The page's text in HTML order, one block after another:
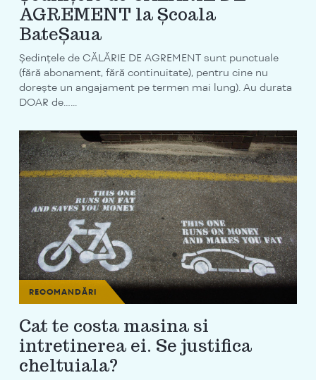
AGREMENT la Școala
BateȘaua
Ședințele de CĂLĂRIE DE AGREMENT sunt punctuale
(fără abonament, fără continuitate), pentru cine nu
dorește un angajament pe termen mai lung). Au durata
DOAR de…...
RECOMANDĂRI
Cat te costa masina si
intretinerea ei. Se justifica
cheltuiala?